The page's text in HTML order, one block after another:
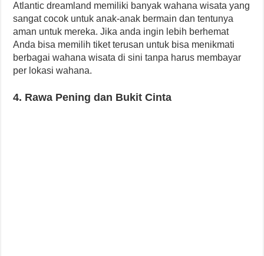
Atlantic dreamland memiliki banyak wahana wisata yang
sangat cocok untuk anak-anak bermain dan tentunya
aman untuk mereka. Jika anda ingin lebih berhemat
Anda bisa memilih tiket terusan untuk bisa menikmati
berbagai wahana wisata di sini tanpa harus membayar
per lokasi wahana.
4. Rawa Pening dan Bukit Cinta